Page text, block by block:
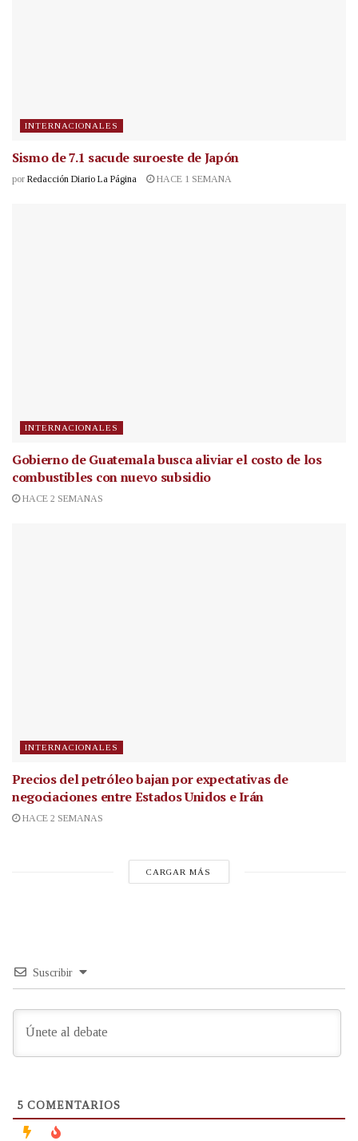
INTERNACIONALES
Sismo de 7.1 sacude suroeste de Japón
por Redacción Diario La Página HACE 1 SEMANA
INTERNACIONALES
Gobierno de Guatemala busca aliviar el costo de los
combustibles con nuevo subsidio
HACE 2 SEMANAS
INTERNACIONALES
Precios del petróleo bajan por expectativas de
negociaciones entre Estados Unidos e Irán
HACE 2 SEMANAS
CARGAR MÁS
Suscribir
5 COMENTARIOS